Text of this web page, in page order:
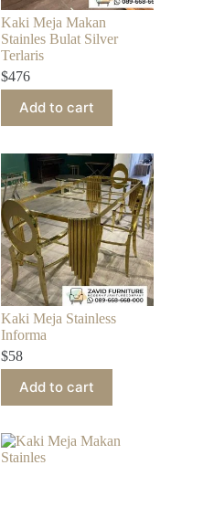
Kaki Meja Makan
Stainles Bulat Silver
Terlaris
$476
Add to cart
Kaki Meja Stainless
Informa
$58
Add to cart